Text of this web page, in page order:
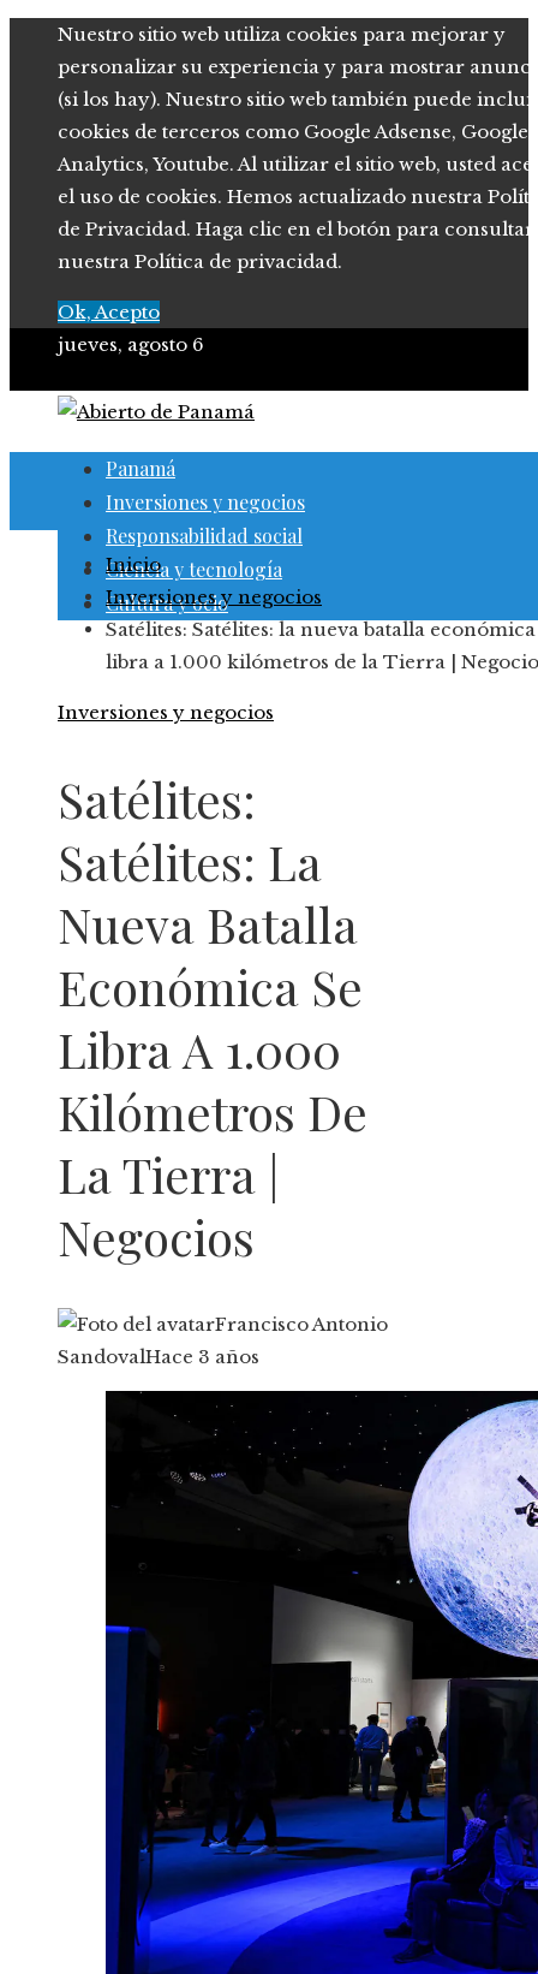
Nuestro sitio web utiliza cookies para mejorar y
personalizar su experiencia y para mostrar
(si los hay). Nuestro sitio web también puede
cookies de terceros como Google Adsense, Google
Analytics, Youtube. Al utilizar el sitio web, usted
el uso de cookies. Hemos actualizado nuestra
de Privacidad. Haga clic en el botón para consultar
nuestra Política de privacidad.
Ok, Acepto
jueves, agosto 6
Panamá
Inversiones y negocios
Responsabilidad social
Ciencia y tecnología
Cultura y ocio
Inicio
Inversiones y negocios
Satélites: Satélites: la nueva batalla económica
libra a 1.000 kilómetros de la Tierra |
Inversiones y negocios
Satélites:
Satélites: La
Nueva Batalla
Económica Se
Libra A 1.000
Kilómetros De
La Tierra |
Negocios
Francisco Antonio
SandovalHace 3 años